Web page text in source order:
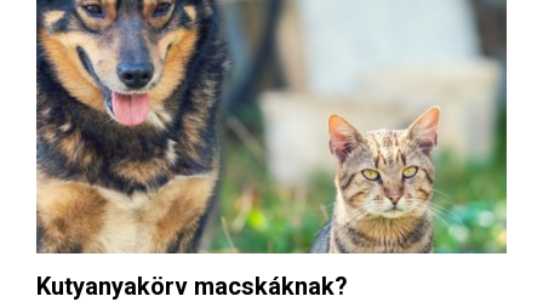
Kutyanyakörv macskáknak?